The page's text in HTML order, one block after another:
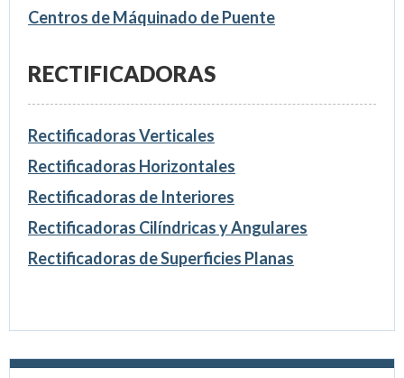
Centros de Máquinado de Puente
RECTIFICADORAS
Rectificadoras Verticales
Rectificadoras Horizontales
Rectificadoras de Interiores
Rectificadoras Cilíndricas y Angulares
Rectificadoras de Superficies Planas